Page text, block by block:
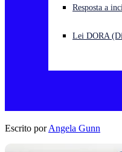
Resposta a
Lei DORA
Escrito por Angela Gunn